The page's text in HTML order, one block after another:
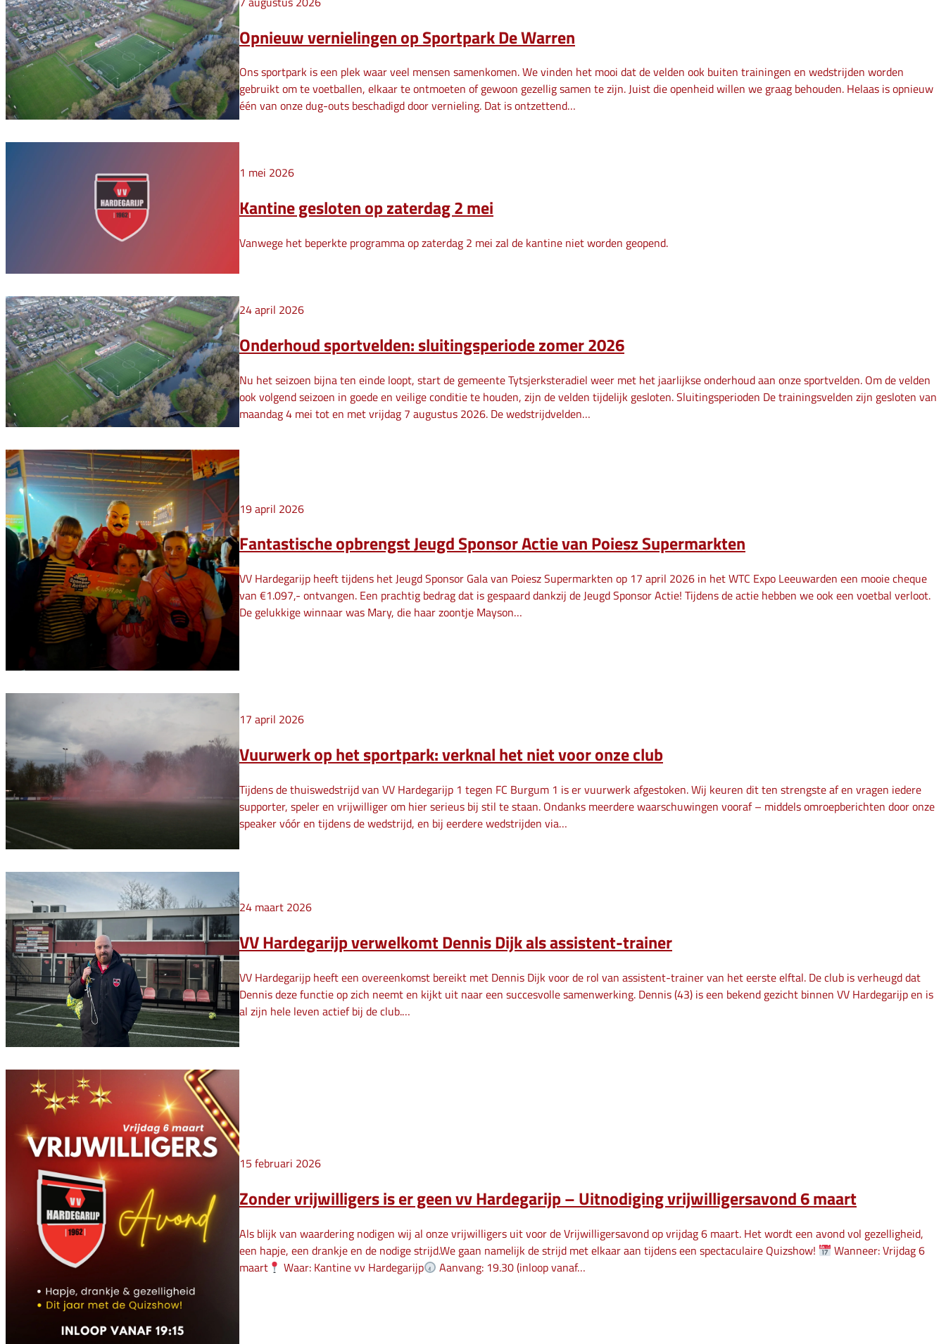
Opnieuw vernielingen op Sportpark De Warren
Ons sportpark is een plek waar veel mensen samenkomen. We vinden het mooi dat de velden ook buiten trainingen en wedstrijden worden
gebruikt om te voetballen, elkaar te ontmoeten of gewoon gezellig samen te zijn. Juist die openheid willen we graag behouden. Helaas is opnieuw
één van onze dug-outs beschadigd door vernieling. Dat is ontzettend…
1 mei 2026
Kantine gesloten op zaterdag 2 mei
Vanwege het beperkte programma op zaterdag 2 mei zal de kantine niet worden geopend.
24 april 2026
Onderhoud sportvelden: sluitingsperiode zomer 2026
Nu het seizoen bijna ten einde loopt, start de gemeente Tytsjerksteradiel weer met het jaarlijkse onderhoud aan onze sportvelden. Om de velden
ook volgend seizoen in goede en veilige conditie te houden, zijn de velden tijdelijk gesloten. Sluitingsperioden De trainingsvelden zijn gesloten van
maandag 4 mei tot en met vrijdag 7 augustus 2026. De wedstrijdvelden…
19 april 2026
Fantastische opbrengst Jeugd Sponsor Actie van Poiesz Supermarkten
VV Hardegarijp heeft tijdens het Jeugd Sponsor Gala van Poiesz Supermarkten op 17 april 2026 in het WTC Expo Leeuwarden een mooie cheque
van €1.097,- ontvangen. Een prachtig bedrag dat is gespaard dankzij de Jeugd Sponsor Actie! Tijdens de actie hebben we ook een voetbal verloot.
De gelukkige winnaar was Mary, die haar zoontje Mayson…
17 april 2026
Vuurwerk op het sportpark: verknal het niet voor onze club
Tijdens de thuiswedstrijd van VV Hardegarijp 1 tegen FC Burgum 1 is er vuurwerk afgestoken. Wij keuren dit ten strengste af en vragen iedere
supporter, speler en vrijwilliger om hier serieus bij stil te staan. Ondanks meerdere waarschuwingen vooraf – middels omroepberichten door onze
speaker vóór en tijdens de wedstrijd, en bij eerdere wedstrijden via…
24 maart 2026
VV Hardegarijp verwelkomt Dennis Dijk als assistent-trainer
VV Hardegarijp heeft een overeenkomst bereikt met Dennis Dijk voor de rol van assistent-trainer van het eerste elftal. De club is verheugd dat
Dennis deze functie op zich neemt en kijkt uit naar een succesvolle samenwerking. Dennis (43) is een bekend gezicht binnen VV Hardegarijp en is
al zijn hele leven actief bij de club.…
15 februari 2026
Zonder vrijwilligers is er geen vv Hardegarijp – Uitnodiging vrijwilligersavond 6 maart
Als blijk van waardering nodigen wij al onze vrijwilligers uit voor de Vrijwilligersavond op vrijdag 6 maart. Het wordt een avond vol gezelligheid,
een hapje, een drankje en de nodige strijd.We gaan namelijk de strijd met elkaar aan tijdens een spectaculaire Quizshow!
Wanneer: Vrijdag 6
maart
Waar: Kantine vv Hardegarijp Aanvang: 19.30 (inloop vanaf…